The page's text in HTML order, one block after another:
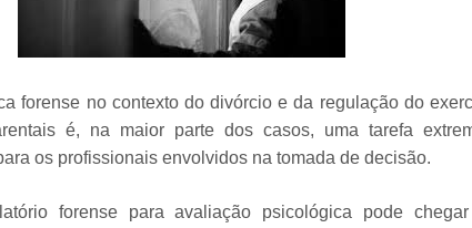
forense no contexto do divórcio e da regulação do
é, na maior parte dos casos, uma tarefa
os profissionais envolvidos na tomada de decisão.
forense para avaliação psicológica pode